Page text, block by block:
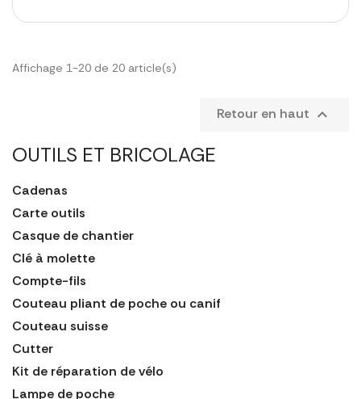
OUTILS ET BRICOLAGE
Cadenas
Carte outils
Casque de chantier
Clé à molette
Compte-fils
Couteau pliant de poche ou canif
Couteau suisse
Cutter
Kit de réparation de vélo
Lampe de poche
Affichage 1-20 de 20 article(s)
Retour en haut 